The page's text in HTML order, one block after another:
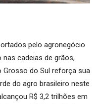
pelo agronegócio
cadeias de grãos,
Grosso do Sul reforça sua
do agro brasileiro neste
R$ 3,2 trilhões em